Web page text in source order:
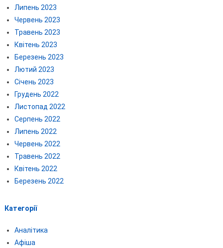
Липень 2023
Червень 2023
Травень 2023
Квітень 2023
Березень 2023
Лютий 2023
Січень 2023
Грудень 2022
Листопад 2022
Серпень 2022
Липень 2022
Червень 2022
Травень 2022
Квітень 2022
Березень 2022
Категорії
Аналітика
Афіша